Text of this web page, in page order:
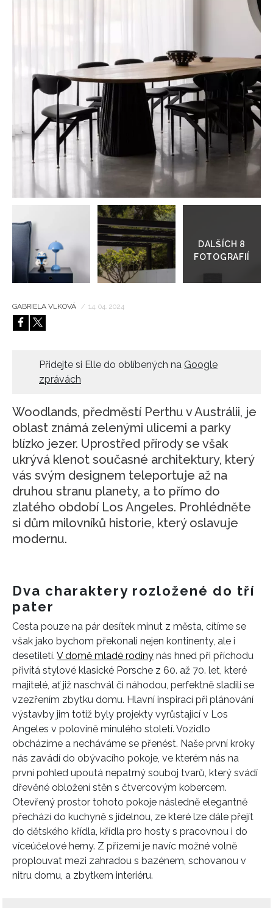
galerie
GABRIELA VLKOVÁ / 14. 04. 2024
Přidejte si Elle do oblíbených na Google
zprávách
Woodlands, předměstí Perthu v Austrálii, je
oblast známá zelenými ulicemi a parky
blízko jezer. Uprostřed přírody se však
ukrývá klenot současné architektury, který
vás svým designem teleportuje až na
druhou stranu planety, a to přímo do
zlatého období Los Angeles. Prohlédněte
si dům milovníků historie, který oslavuje
modernu.
Dva charaktery rozložené do tří
pater
Cesta pouze na pár desítek minut z města, cítíme se
však jako bychom překonali nejen kontinenty, ale i
desetiletí. V domě mladé rodiny nás hned při příchodu
přivítá stylové klasické Porsche z 60. až 70. let, které
majitelé, ať již naschvál či náhodou, perfektně sladili se
vzezřením zbytku domu. Hlavní inspirací při plánování
výstavby jim totiž byly projekty vyrůstající v Los
Angeles v polovině minulého století. Vozidlo
obcházíme a necháváme se přenést. Naše první kroky
nás zavádí do obývacího pokoje, ve kterém nás na
první pohled upoutá nepatrný souboj tvarů, který svádí
dřevěné obložení stěn s čtvercovým kobercem.
Otevřený prostor tohoto pokoje následně elegantně
přechází do kuchyně s jídelnou, ze které lze dále přejít
do dětského křídla, křídla pro hosty s pracovnou i do
víceúčelové herny. Z přízemí je navíc možné volně
proplouvat mezi zahradou s bazénem, schovanou v
nitru domu, a zbytkem interiéru.